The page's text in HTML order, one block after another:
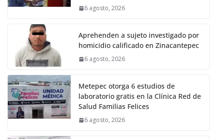
6 agosto, 2026
Aprehenden a sujeto investigado por
homicidio calificado en Zinacantepec
6 agosto, 2026
Metepec otorga 6 estudios de
laboratorio gratis en la Clínica Red de
Salud Familias Felices
6 agosto, 2026